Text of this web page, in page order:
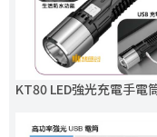
KT80 LED強光充電手電